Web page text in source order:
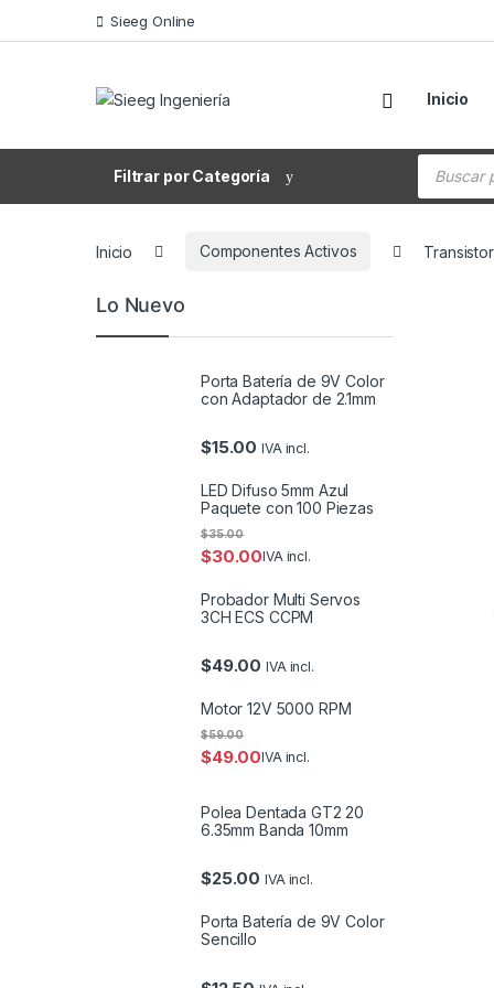
Sieeg Online
Inicio
Filtrar por Categoría
Inicio Componentes Activos
Lo Nuevo
Porta Batería de 9V Color
con Adaptador de 2.1mm
$15.00 IVA incl.
LED Difuso 5mm Azul
Paquete con 100 Piezas
$30.00
$35.00
IVA incl.
Probador Multi Servos
3CH ECS CCPM
$49.00 IVA incl.
Motor 12V 5000 RPM
$49.00
$59.00
IVA incl.
Polea Dentada GT2 20
6.35mm Banda 10mm
$25.00 IVA incl.
Porta Batería de 9V Color
Sencillo